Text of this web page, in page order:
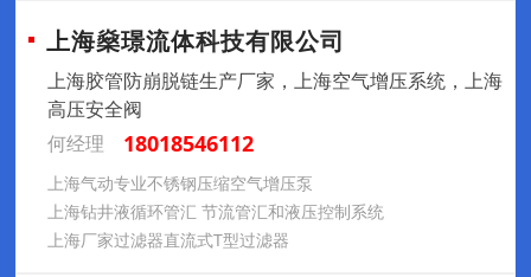
上海燊璟流体科技有限公司
上海胶管防崩脱链生产厂家，上海空气增压系统，上海
高压安全阀
何经理
18018546112
上海气动专业不锈钢压缩空气增压泵
上海钻井液循环管汇 节流管汇和液压控制系统
上海厂家过滤器直流式T型过滤器